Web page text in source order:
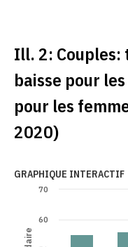
Ill. 2: Couples:
baisse pour
pour les
2020)
GRAPHIQUE INTERACTIF
60
70